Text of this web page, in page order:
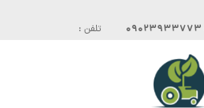
09023933773 تلفن :